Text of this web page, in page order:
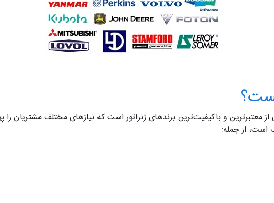
از معتبرترین و باکیفیت‌ترین برندهای ژنراتور است که نیازهای مختلف
است، از جمله: